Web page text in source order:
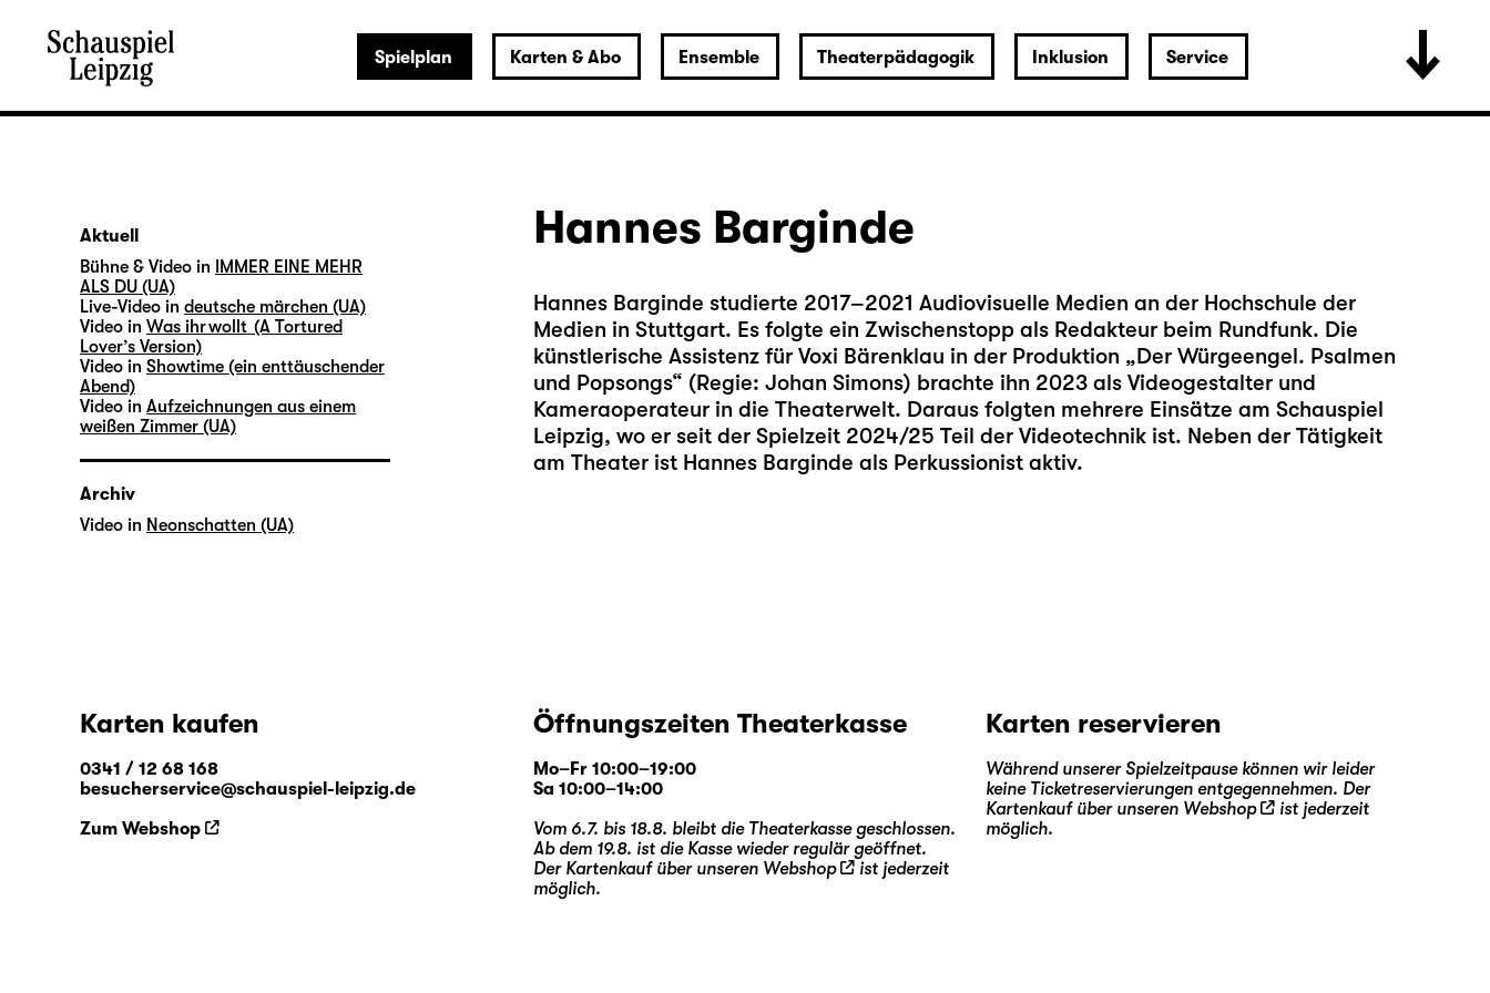
Spielplan Karten & Abo Ensemble Theaterpädagogik Inklusion Service
Hannes Barginde
Hannes Barginde studierte 2017–2021 Audiovisuelle Medien an der Hochschule der
Medien in Stuttgart. Es folgte ein Zwischenstopp als Redakteur beim Rundfunk. Die
künstlerische Assistenz für Voxi Bärenklau in der Produktion „Der Würgeengel. Psalmen
und Popsongs“ (Regie: Johan Simons) brachte ihn 2023 als Videogestalter und
Kameraoperateur in die Theaterwelt. Daraus folgten mehrere Einsätze am Schauspiel
Leipzig, wo er seit der Spielzeit 2024/25 Teil der Videotechnik ist. Neben der Tätigkeit
am Theater ist Hannes Barginde als Perkussionist aktiv.
Aktuell
Bühne & Video in
IMMER EINE MEHR
ALS DU (UA)
Live-Video in deutsche märchen (UA)
Video in Was ihr wollt (A Tortured
Lover’s Version)
Video in Showtime (ein enttäuschender
Abend)
Video in Aufzeichnungen aus einem
weißen Zimmer (UA)
Archiv
Video in Neonschatten (UA)
Karten kaufen
0341 / 12 68 168
besucherservice@schauspiel-leipzig.de
Zum Webshop
Öffnungszeiten Theaterkasse
Mo–Fr 10:00–19:00
Sa 10:00–14:00
Vom 6.7. bis 18.8. bleibt die Theaterkasse geschlossen.
Ab dem 19.8. ist die Kasse wieder regulär geöffnet.
Der Kartenkauf über unseren Webshop
ist jederzeit
möglich.
Karten reservieren
Während unserer Spielzeitpause können wir leider
keine Ticketreservierungen entgegennehmen. Der
Kartenkauf über unseren Webshop
ist jederzeit
möglich.